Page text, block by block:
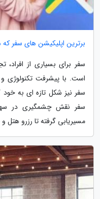
برترین اپلیکیشن های سفر که
سفر برای بسیاری از
است. با پیشرفت تکنولوژی
سفر نیز شکل تازه ای به خود
سفر نقش چشمگیری در
مسیریابی گرفته تا رزرو هتل